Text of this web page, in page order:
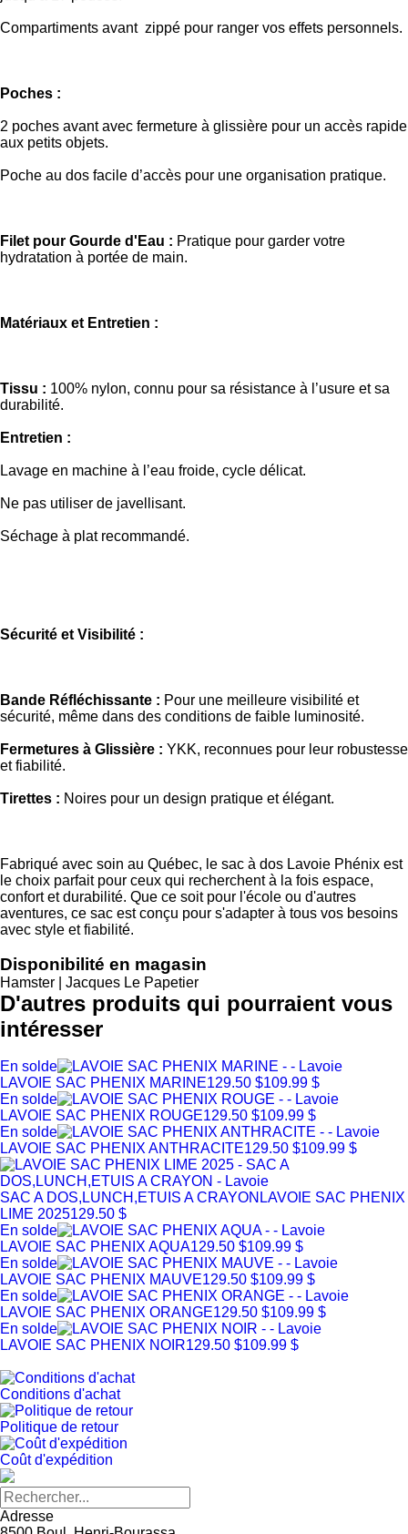
Compartiments avant zippé pour ranger vos effets personnels.
Poches :
2 poches avant avec fermeture à glissière pour un accès rapide
aux petits objets.
Poche au dos facile d’accès pour une organisation pratique.
Filet pour Gourde d'Eau : Pratique pour garder votre
hydratation à portée de main.
Matériaux et Entretien :
Tissu : 100% nylon, connu pour sa résistance à l’usure et sa
durabilité.
Entretien :
Lavage en machine à l’eau froide, cycle délicat.
Ne pas utiliser de javellisant.
Séchage à plat recommandé.
Sécurité et Visibilité :
Bande Réfléchissante : Pour une meilleure visibilité et
sécurité, même dans des conditions de faible luminosité.
Fermetures à Glissière : YKK, reconnues pour leur robustesse
et fiabilité.
Tirettes : Noires pour un design pratique et élégant.
Fabriqué avec soin au Québec, le sac à dos Lavoie Phénix est
le choix parfait pour ceux qui recherchent à la fois espace,
confort et durabilité. Que ce soit pour l'école ou d'autres
aventures, ce sac est conçu pour s'adapter à tous vos besoins
avec style et fiabilité.
Disponibilité en magasin
Hamster | Jacques Le Papetier
D'autres produits qui pourraient vous
intéresser
En solde
LAVOIE SAC PHENIX MARINE129.50 $109.99 $
En solde
LAVOIE SAC PHENIX ROUGE129.50 $109.99 $
En solde
LAVOIE SAC PHENIX ANTHRACITE129.50 $109.99 $
SAC A DOS,LUNCH,ETUIS A CRAYON LAVOIE SAC PHENIX
LIME 2025129.50 $
En solde
LAVOIE SAC PHENIX AQUA129.50 $109.99 $
En solde
LAVOIE SAC PHENIX MAUVE129.50 $109.99 $
En solde
LAVOIE SAC PHENIX ORANGE129.50 $109.99 $
En solde
LAVOIE SAC PHENIX NOIR129.50 $109.99 $
Conditions d'achat
Politique de retour
Coût d'expédition
Adresse